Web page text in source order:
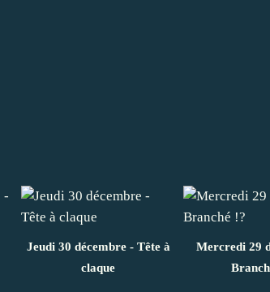
Jeudi 30 décembre - Tête à
claque
Mercredi 29